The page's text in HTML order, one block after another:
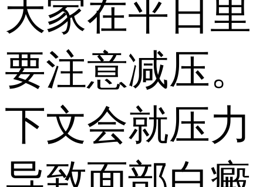
大家在平日里
要注意减压。
下文会就压力